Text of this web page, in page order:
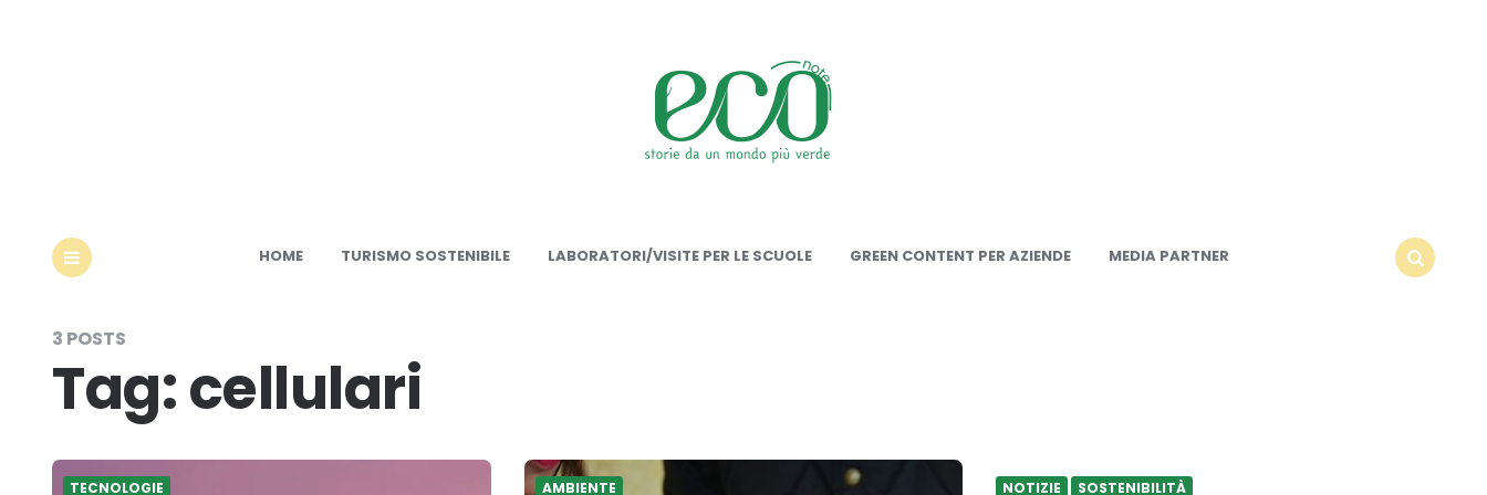
HOME TURISMO SOSTENIBILE LABORATORI/VISITE PER LE SCUOLE GREEN CONTENT PER AZIENDE
MEDIA PARTNER
3 POSTS
Tag:cellulari
TECNOLOGIE AMBIENTE NOTIZIE SOSTENIBILITÀ